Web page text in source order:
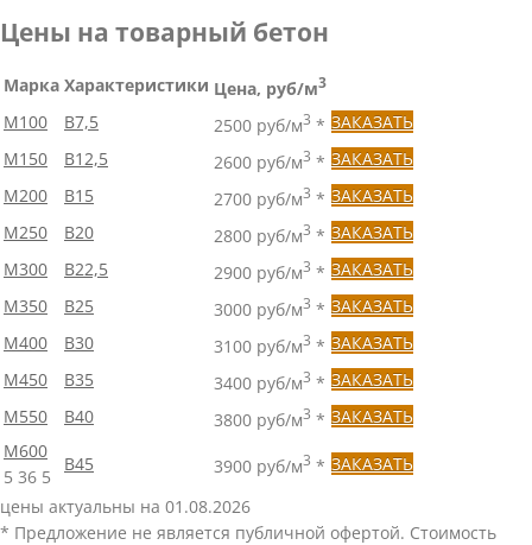
Цены на товарный бетон
Марка Характеристики Цена, руб/м3
М100 В7,5 2500 руб/м3 * ЗАКАЗАТЬ
М150
В12,5 2600 руб/м3 * ЗАКАЗАТЬ
М200
В15 2700 руб/м3 * ЗАКАЗАТЬ
М250
В20 2800 руб/м3 * ЗАКАЗАТЬ
М300
В22,5 2900 руб/м3 * ЗАКАЗАТЬ
М350
В25 3000 руб/м3 * ЗАКАЗАТЬ
М400
В30 3100 руб/м3 * ЗАКАЗАТЬ
М450
В35 3400 руб/м3 * ЗАКАЗАТЬ
М550
В40 3800 руб/м3 * ЗАКАЗАТЬ
М600
5 36 5
В45 3900 руб/м3 * ЗАКАЗАТЬ
цены актуальны на 01.08.2026
* Предложение не является публичной офертой. Стоимость